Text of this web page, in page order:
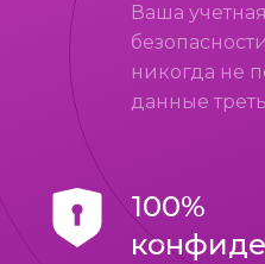
Ваша
никогда не
данные
100%